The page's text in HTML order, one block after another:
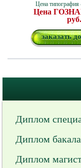
Цена типография
Цена
руб.
заказать
Диплом
Диплом
Диплом